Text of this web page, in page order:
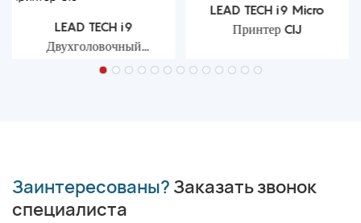
LEAD TECH i9
Двухголовочный
струйный принтер CIJ
LEAD TECH i9 Micro
Принтер CIJ
Заинтересованы? Заказать звонок
специалиста